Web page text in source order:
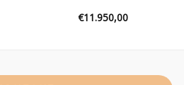
€11.950,00